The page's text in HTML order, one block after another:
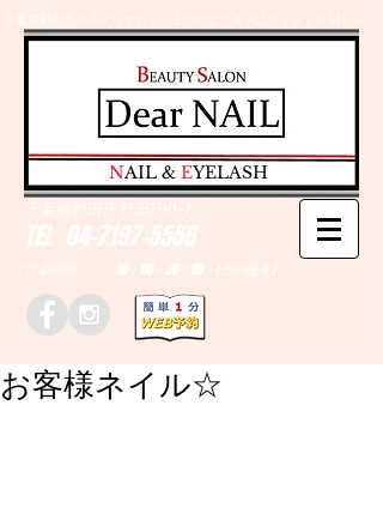
千葉県野田市のネイルサロン、まつげエクステはＤｅａｒＮAILへ
TEL 04-7197-5556
営業時間 10：00～20：00 (予約優先)
千葉県野田市野田790-1
​NAIL & EYELASH
お客様ネイル☆